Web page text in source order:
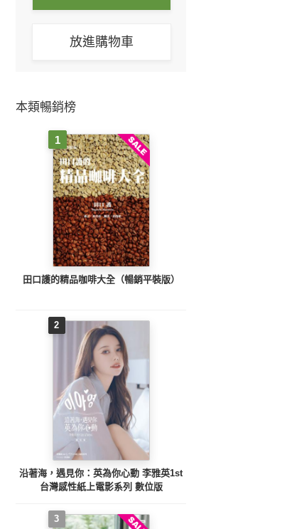
放進購物車
本類暢銷榜
1
田口護的精品咖啡大全（暢銷平裝版）
2
沿著海，遇見你：英為你心動 李雅英1st
台灣感性紙上電影系列 數位版
3